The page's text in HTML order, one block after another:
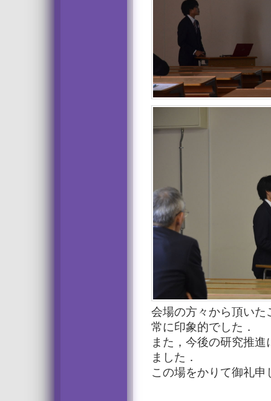
会場の方々から頂い
常に印象的でした．
また，今後の研究推
ました．
この場をかりて御礼申